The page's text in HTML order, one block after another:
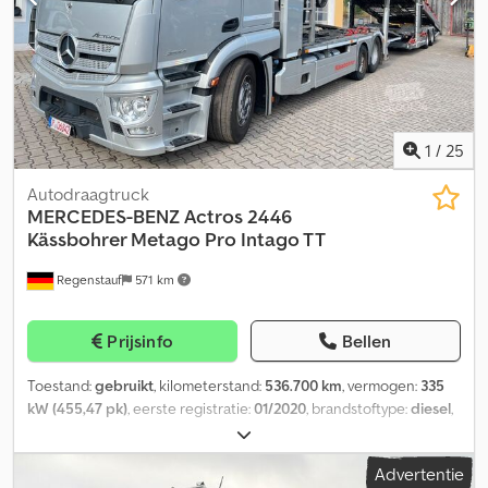
1 / 25
Regenstauf 571 km
Autodraagtruck
MERCEDES-BENZActros 2446
Kässbohrer Metago Pro Intago TT
Prijsinfo Bellen
Toestand:gebruikt, kilometerstand: 536.700 km, vermogen: 335
kW (455,47 pk), eerste registratie:01/2020, brandstoftype:diesel,
, asconfiguratie:
keuring (TÜV):05/2027, remmen:retarder, kleur:zilver, soort
automatisch , emissieklasse: , Bouwjaar:2019,
Advertentie